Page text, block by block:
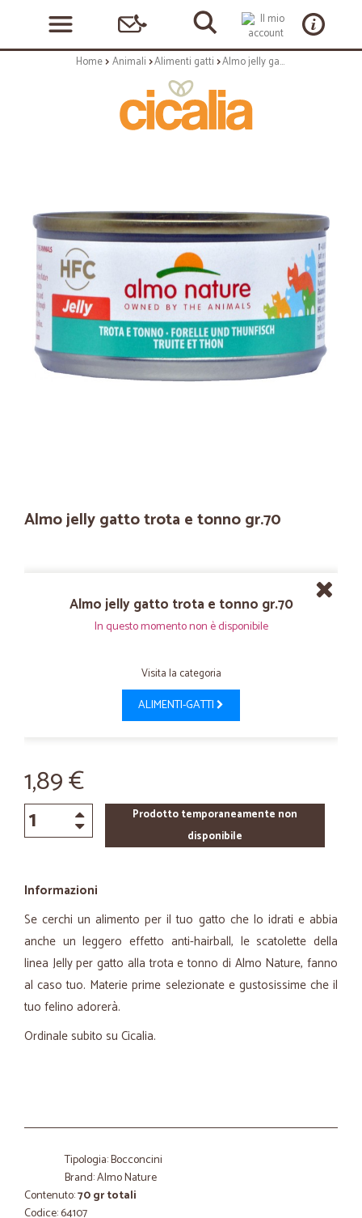
Home Animali Alimenti gatti Almo jelly gatto trota e tonno gr.70
Almo jelly gatto trota e tonno gr.70
Almo jelly gatto trota e tonno gr.70
In questo momento non è disponibile
Visita la categoria
ALIMENTI-GATTI
1,89 €
Prodotto temporaneamente non
disponibile
Informazioni
Se cerchi un alimento per il tuo gatto che lo idrati e abbia
anche un leggero effetto anti-hairball, le scatolette della
linea Jelly per gatto alla trota e tonno di Almo Nature, fanno
al caso tuo. Materie prime selezionate e gustosissime che il
tuo felino adorerà.
Ordinale subito su Cicalia.
Tipologia: Bocconcini
Brand: Almo Nature
Contenuto:70 gr totali
Codice: 64107